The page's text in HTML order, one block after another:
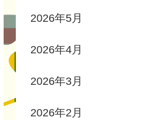
2026年5月
2026年4月
2026年3月
2026年2月